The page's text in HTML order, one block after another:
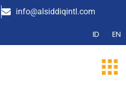
info@alsiddiqintl.com
ID EN